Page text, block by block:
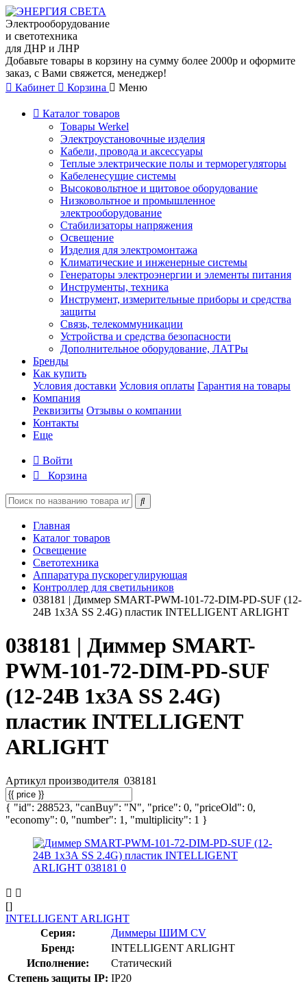
Электрооборудование
и светотехника
для ДНР и ЛНР
Добавьте товары в корзину на сумму более 2000р и оформите
заказ, с Вами свяжется, менеджер!
Кабинет
Корзина Меню
Каталог товаров
Товары Werkel
Электроустановочные изделия
Кабели, провода и аксессуары
Теплые электрические полы и терморегуляторы
Кабеленесущие системы
Высоковольтное и щитовое оборудование
Низковольтное и промышленное
электрооборудование
Стабилизаторы напряжения
Освещение
Изделия для электромонтажа
Климатические и инженерные системы
Генераторы электроэнергии и элементы питания
Инструменты, техника
Инструмент, измерительные приборы и средства
защиты
Связь, телекоммуникации
Устройства и средства безопасности
Дополнительное оборудование, ЛАТРы
Бренды
Как купить
Условия доставки Условия оплаты Гарантия на товары
Компания
Реквизиты Отзывы о компании
Контакты
Еще
Войти
Корзина
Главная
Каталог товаров
Освещение
Светотехника
Аппаратура пускорегулирующая
Контроллер для светильников
038181 | Диммер SMART-PWM-101-72-DIM-PD-SUF (12-
24В 1х3А SS 2.4G) пластик INTELLIGENT ARLIGHT
038181 | Диммер SMART-
PWM-101-72-DIM-PD-SUF
(12-24В 1х3А SS 2.4G)
пластик INTELLIGENT
ARLIGHT
Артикул производителя 038181
{ "id": 288523, "canBuy": "N", "price": 0, "priceOld": 0,
"economy": 0, "number": 1, "multiplicity": 1 }
[]
INTELLIGENT ARLIGHT
Серия:
Диммеры ШИМ CV
Бренд:
INTELLIGENT ARLIGHT
Исполнение:
Статический
Степень защиты IP: IP20